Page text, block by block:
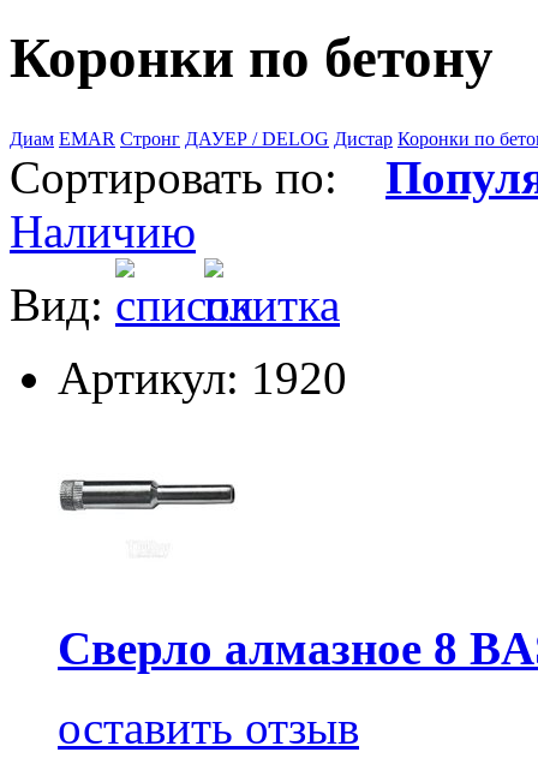
Коронки по бетону
Диам EMAR Стронг ДАУЕР / DELOG Дистар Коронки по
Сортировать по:
Наличию
Вид:
Артикул: 1920
Cверло алмазное 8
оставить отзыв